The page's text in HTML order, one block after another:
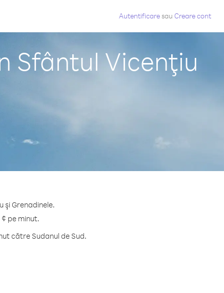
Autentificaresau Creare cont
Sfântul Vicenţiu
şi Grenadinele.
pe minut.
către Sudanul de Sud.